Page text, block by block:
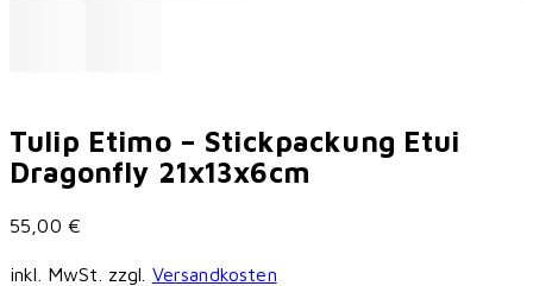
Tulip Etimo – Stickpackung Etui
Dragonfly 21x13x6cm
55,00 €
inkl. MwSt. zzgl. Versandkosten